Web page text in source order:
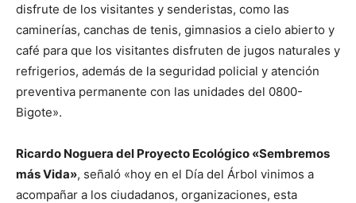
disfrute de los visitantes y senderistas, como las
caminerías, canchas de tenis, gimnasios a cielo abierto y
café para que los visitantes disfruten de jugos naturales y
refrigerios, además de la seguridad policial y atención
preventiva permanente con las unidades del 0800-
Bigote».
Ricardo Noguera del Proyecto Ecológico «Sembremos
más Vida», señaló «hoy en el Día del Árbol vinimos a
acompañar a los ciudadanos, organizaciones, esta